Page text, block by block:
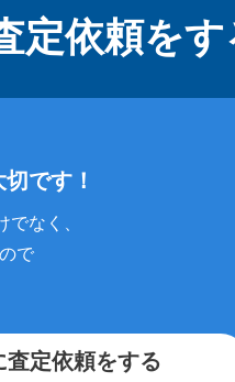
定依頼をす
です！
なく、
で
定依頼をする